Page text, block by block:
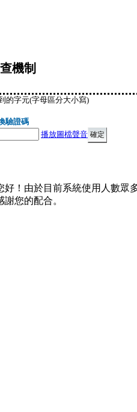
機制
的字元(字母區分大小寫)
驗證碼
播放圖檔聲音
好！由於目前系統使用人數眾
您的配合。